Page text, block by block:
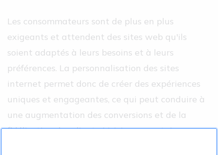
Les consommateurs sont de plus en plus
exigeants et attendent des sites web qu'ils
soient adaptés à leurs besoins et à leurs
préférences. La personnalisation des sites
internet permet donc de créer des expériences
uniques et engageantes, ce qui peut conduire à
une augmentation des conversions et de la
fidélisation des clients. Voici comment s’y